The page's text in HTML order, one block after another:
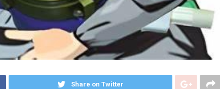
Share on Twitter